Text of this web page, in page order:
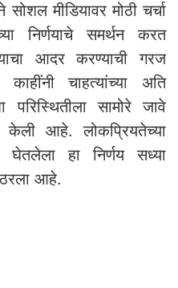
मीडियावर मोठी चर्चा
निर्णयाचे समर्थन करत
आदर करण्याची गरज
चाहत्यांच्या अति
परिस्थितीला सामोरे जावे
आहे. लोकप्रियतेच्या
हा निर्णय सध्या
ठरला आहे.